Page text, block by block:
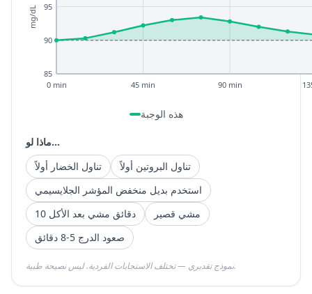
85
90
95
0 min 45 min 90 min
mg/dL
هذه الوجبة
ماذا لو...
تناول الخضار أولاً
تناول البروتين أولاً
استخدم بديل منخفض المؤشر الجلايسيمي
10 دقائق مشي بعد الأكل
مشي قصير
صعود الدرج 5-8 دقائق
نموذج تقديري — تختلف الاستجابات الفردية. ليس نصيحة طبية.